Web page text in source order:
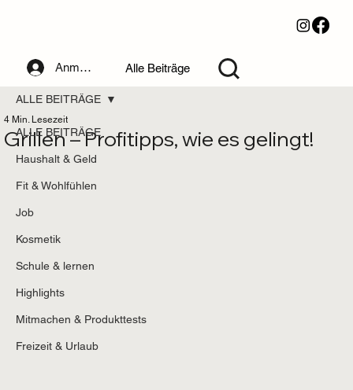
Anmelden Alle Beiträge
ALLE BEITRÄGE
Haushalt & Geld
Fit & Wohlfühlen
Job
Kosmetik
Schule & lernen
Highlights
Mitmachen & Produkttests
Freizeit & Urlaub
ALLE BEITRÄGE
Grillen – Profitipps, wie es gelingt!
4 Min. Lesezeit